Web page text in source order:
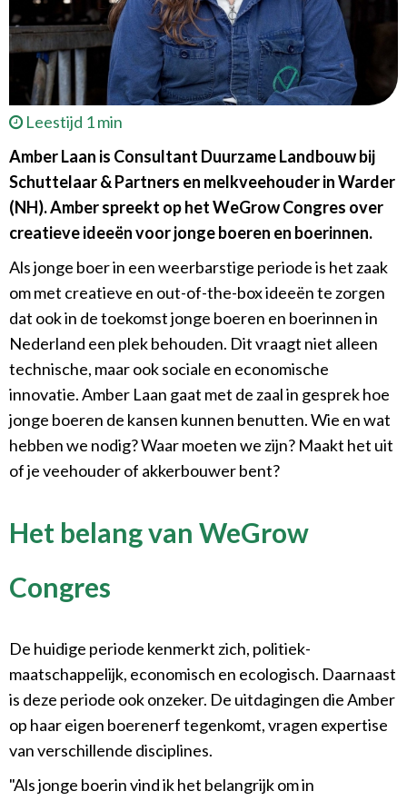
Leestijd 1 min
Amber Laan is Consultant Duurzame Landbouw bij
Schuttelaar & Partners en melkveehouder in Warder
(NH). Amber spreekt op het WeGrow Congres over
creatieve ideeën voor jonge boeren en boerinnen.
Als jonge boer in een weerbarstige periode is het zaak
om met creatieve en out-of-the-box ideeën te zorgen
dat ook in de toekomst jonge boeren en boerinnen in
Nederland een plek behouden. Dit vraagt niet alleen
technische, maar ook sociale en economische
innovatie. Amber Laan gaat met de zaal in gesprek hoe
jonge boeren de kansen kunnen benutten. Wie en wat
hebben we nodig? Waar moeten we zijn? Maakt het uit
of je veehouder of akkerbouwer bent?
Het belang van WeGrow
Congres
De huidige periode kenmerkt zich, politiek-
maatschappelijk, economisch en ecologisch. Daarnaast
is deze periode ook onzeker. De uitdagingen die Amber
op haar eigen boerenerf tegenkomt, vragen expertise
van verschillende disciplines.
"Als jonge boerin vind ik het belangrijk om in